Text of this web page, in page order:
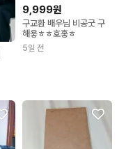
9,999원
구교환 배우님 비공굿 구
해욯ㅎㅎ호홓ㅎ
5일 전